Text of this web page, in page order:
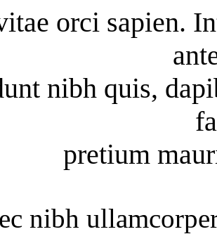
orci sapien.
nibh quis,
pretium
nibh